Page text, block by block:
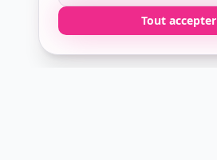
Tout accepter